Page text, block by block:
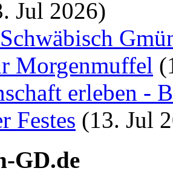
Jul 2026)
Morgenmuffel
erleben -
Festes (13. Jul
GD.de